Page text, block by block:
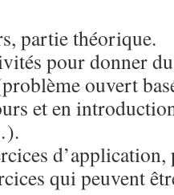
partie théorique.
pour donner
ouvert
et en
qui peuvent